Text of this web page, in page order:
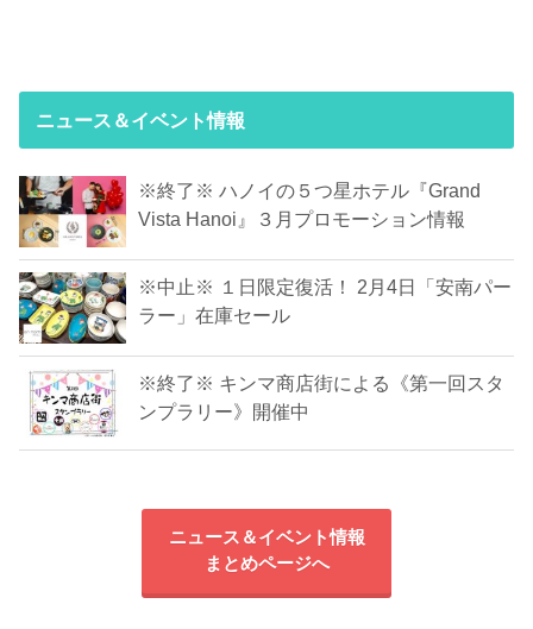
ニュース＆イベント情報
※終了※ ハノイの５つ星ホテル『Grand
Vista Hanoi』３月プロモーション情報
※中止※ １日限定復活！ 2月4日「安南パー
ラー」在庫セール
※終了※ キンマ商店街による《第一回スタ
ンプラリー》開催中
ニュース＆イベント情報
まとめページへ